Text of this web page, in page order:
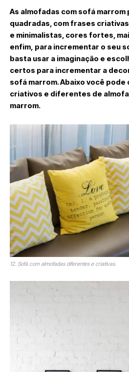
As almofadas com sofá marrom
quadradas, com frases
e minimalistas, cores fortes,
enfim, para incrementar o seu
basta usar a imaginação e
certos para incrementar a
sofá marrom. Abaixo você
criativos e diferentes de
marrom.
12. Sofá com almofadas diferentes e criativas.